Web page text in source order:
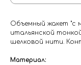
Объемный жакет "с
итальянской
шелковой нити.
⁣⁣Материал: